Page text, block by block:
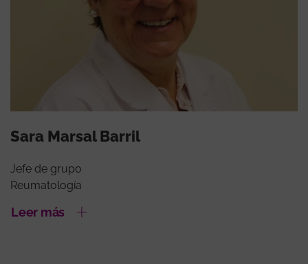
Sara Marsal Barril
Jefe de grupo
Reumatología
Leer más